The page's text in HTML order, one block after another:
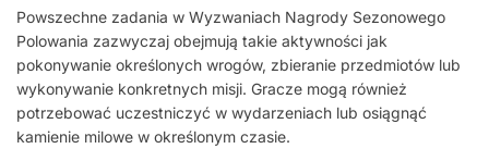
Powszechne zadania w Wyzwaniach Nagrody Sezonowego
Polowania zazwyczaj obejmują takie aktywności jak
pokonywanie określonych wrogów, zbieranie przedmiotów lub
wykonywanie konkretnych misji. Gracze mogą również
potrzebować uczestniczyć w wydarzeniach lub osiągnąć
kamienie milowe w określonym czasie.